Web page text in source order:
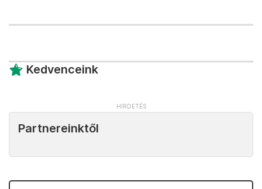
Kedvenceink
Partnereinktől